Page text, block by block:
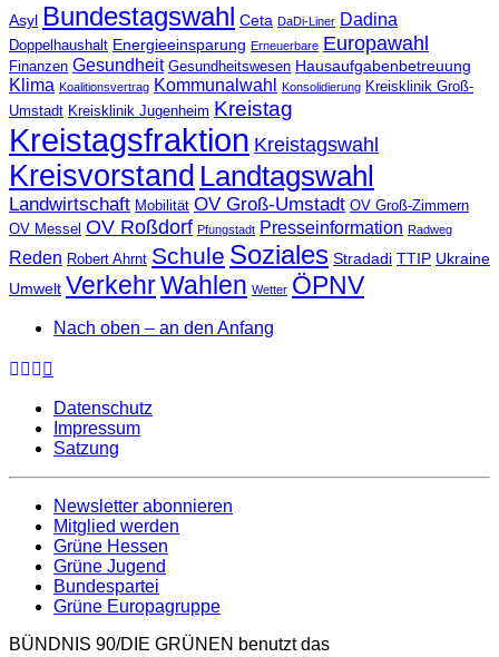
Asyl Bundestagswahl Ceta DaDi-Liner Dadina
Doppelhaushalt Energieeinsparung Erneuerbare Europawahl
Finanzen Gesundheit Gesundheitswesen Hausaufgabenbetreuung
Klima Koalitionsvertrag Kommunalwahl Konsolidierung Kreisklinik Groß-
Umstadt Kreisklinik Jugenheim Kreistag
Kreistagsfraktion Kreistagswahl
Kreisvorstand Landtagswahl
Landwirtschaft Mobilität OV Groß-Umstadt OV Groß-Zimmern
OV Messel OV Roßdorf Pfungstadt Presseinformation Radweg
Reden Robert Ahrnt Schule Soziales Stradadi TTIP Ukraine
Umwelt VerkehrWahlen Wetter ÖPNV
Nach oben – an den Anfang
Datenschutz
Impressum
Satzung
Newsletter abonnieren
Mitglied werden
Grüne Hessen
Grüne Jugend
Bundespartei
Grüne Europagruppe
BÜNDNIS 90/DIE GRÜNEN benutzt das